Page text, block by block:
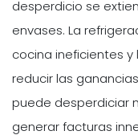
desperdicio se
envases. La
cocina ineficientes
reducir las
puede desperdiciar
generar facturas